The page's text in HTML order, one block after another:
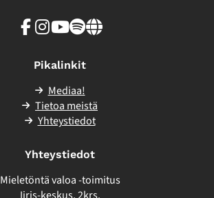
Facebook
Instagram
Youtube
SpotifyLinkki
Pikalinkit
Mediaa!
Tietoa meistä
Yhteystiedot
Yhteystiedot
Mieletöntä valoa -toimitus